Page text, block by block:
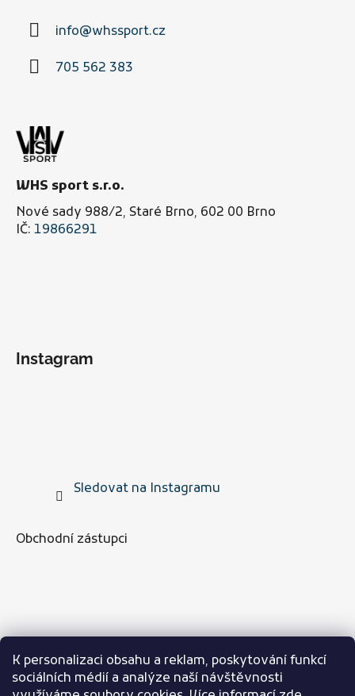
K personalizaci obsahu a reklam, poskytování funkcí
sociálních médií a analýze naší návštěvnosti
s
info@whssport.cz
705 562 383
WHS sport s.r.o.
Nové sady 988/2, Staré Brno, 602 00 Brno
IČ: 19866291
Instagram
Sledovat na Instagramu
Obchodní zástupci